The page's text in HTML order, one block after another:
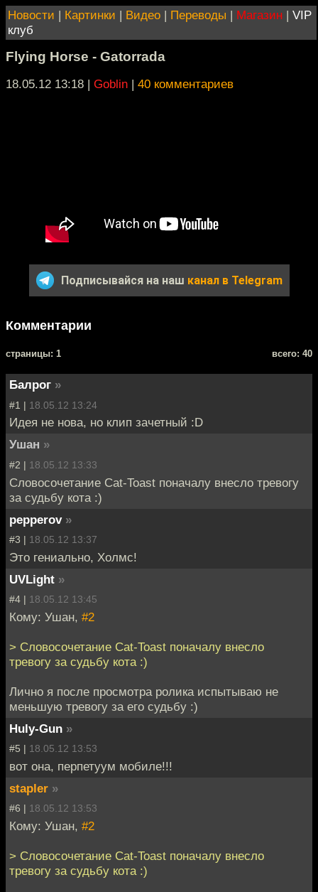
Новости | Картинки | Видео | Переводы | Магазин | VIP
клуб
Flying Horse - Gatorrada
18.05.12 13:18 | Goblin | 40 комментариев
Подписывайся на наш канал в Telegram
Комментарии
cтраницы: 1 всего: 40
Балрог »
#1 | 18.05.12 13:24
Идея не нова, но клип зачетный :D
Ушан »
#2 | 18.05.12 13:33
Словосочетание Cat-Toast поначалу внесло тревогу
за судьбу кота :)
pepperov »
#3 | 18.05.12 13:37
Это гениально, Холмс!
UVLight »
#4 | 18.05.12 13:45
Кому: Ушан, #2
> Словосочетание Cat-Toast поначалу внесло
тревогу за судьбу кота :)
Лично я после просмотра ролика испытываю не
меньшую тревогу за его судьбу :)
Huly-Gun »
#5 | 18.05.12 13:53
вот она, перпетуум мобиле!!!
stapler »
#6 | 18.05.12 13:53
Кому: Ушан, #2
> Словосочетание Cat-Toast поначалу внесло
тревогу за судьбу кота :)